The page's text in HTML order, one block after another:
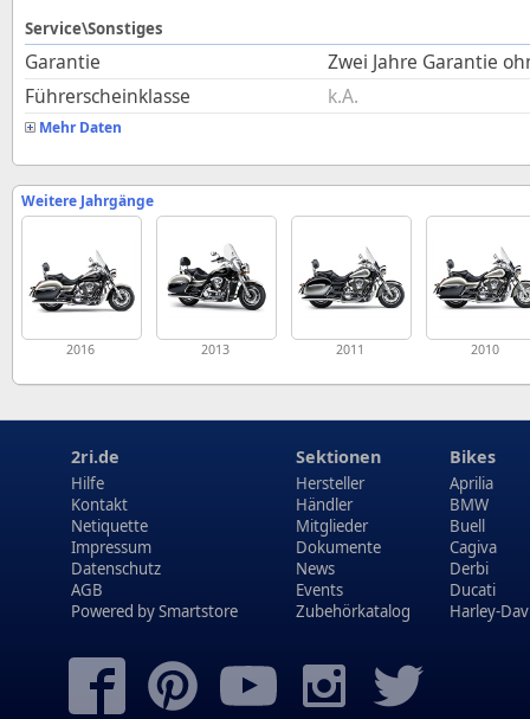
Service\Sonstiges
Garantie
Zwei Jahre Garantie
Führerscheinklasse
k.A.
Mehr Daten
Weitere Jahrgänge
2016 2013 2011 2010
2ri.de
Hilfe
Kontakt
Netiquette
Impressum
Datenschutz
AGB
Powered bySmartstore
Sektionen
Hersteller
Händler
Mitglieder
Dokumente
News
Events
Zubehörkatalog
Bikes
Aprilia
BMW
Buell
Cagiva
Derbi
Ducati
Harley-